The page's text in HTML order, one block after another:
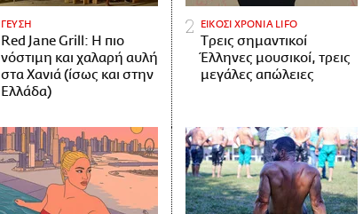
ΓΕΥΣΗ
Red Jane Grill: Η πιο
νόστιμη και χαλαρή αυλή
στα Χανιά (ίσως και στην
Ελλάδα)
ΕΙΚΟΣΙ ΧΡΟΝΙΑ LIFO
Tρεις σημαντικοί
Έλληνες μουσικοί, τρεις
μεγάλες απώλειες